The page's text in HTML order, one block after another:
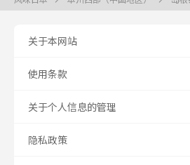
关于本网站
使用条款
关于个人信息的管理
隐私政策